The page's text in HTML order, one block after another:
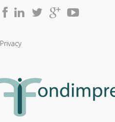
Privacy